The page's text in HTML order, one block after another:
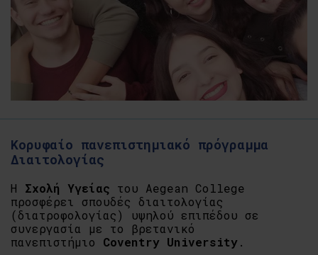
Κορυφαίο πανεπιστημιακό πρόγραμμα
Διαιτολογίας
Η Σχολή Υγείας του Aegean College
προσφέρει σπουδές διαιτολογίας
(διατροφολογίας) υψηλού επιπέδου σε
συνεργασία με το βρετανικό
πανεπιστήμιο Coventry University.